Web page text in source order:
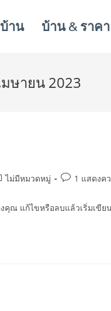
บ้าน บ้าน & ราคา
ษายน 2023
ไม่มีหมวดหมู่ 1 แสดงค
คุณ แก้ไขหรือลบแล้วเริ่มเขีย